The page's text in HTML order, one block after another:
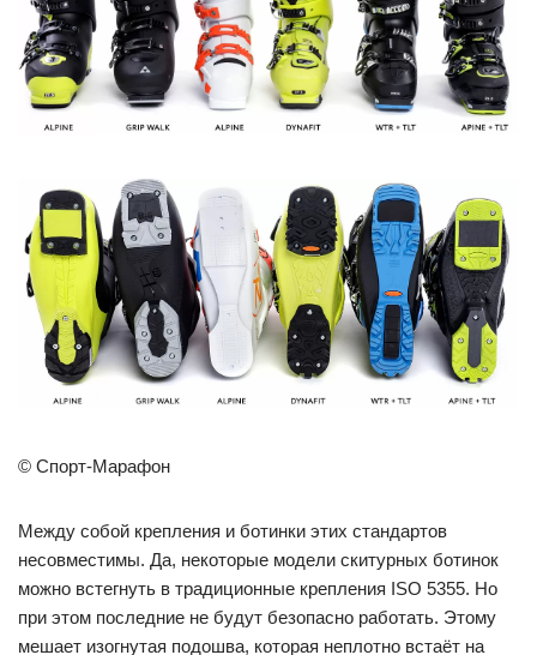
© Спорт-Марафон
Между собой крепления и ботинки этих стандартов
несовместимы. Да, некоторые модели скитурных ботинок
можно встегнуть в традиционные крепления ISO 5355. Но
при этом последние не будут безопасно работать. Этому
мешает изогнутая подошва, которая неплотно встаёт на